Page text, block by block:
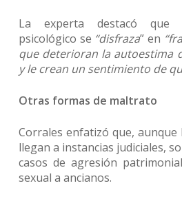
La experta destacó que
psicológico se “disfraza” en
que deterioran la autoestima
y le crean un sentimiento de
Otras formas de maltrato
Corrales enfatizó que, aunque
llegan a instancias judiciales,
casos de agresión
sexual a ancianos.